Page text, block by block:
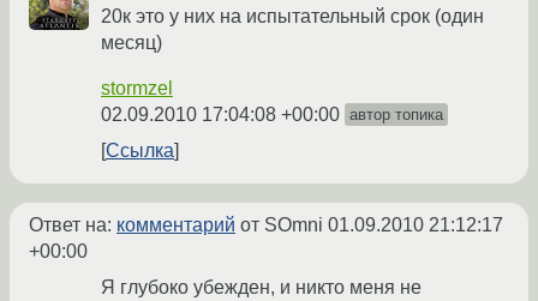
20к это у них на испытательный срок (один
месяц)
stormzel
02.09.2010 17:04:08 +00:00 автор топика
Ссылка
Ответ на: комментарий от SOmni 01.09.2010 21:12:17
+00:00
Я глубоко убежден, и никто меня не